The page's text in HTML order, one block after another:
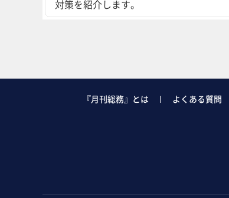
対策を紹介します。
『月刊総務』とは よくある質問